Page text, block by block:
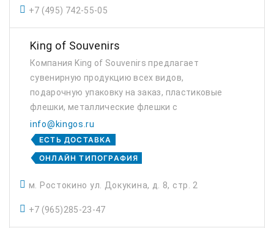
+7 (495) 742-55-05
King of Souvenirs
Компания King of Souvenirs предлагает
сувенирную продукцию всех видов,
подарочную упаковку на заказ, пластиковые
флешки, металлические флешки с
логотипом.
info@kingos.ru
ЕСТЬ ДОСТАВКА
ОНЛАЙН ТИПОГРАФИЯ
м. Ростокино ул. Докукина, д. 8, стр. 2
+7 (965)285-23-47